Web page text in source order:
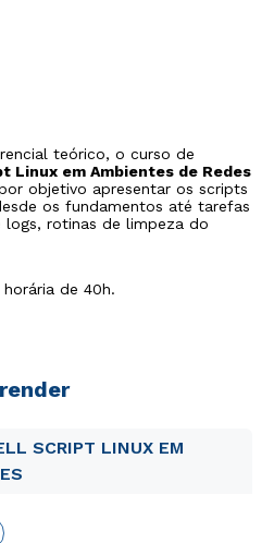
teórico, o curso de
Linux em Ambientes de Redes
objetivo apresentar os scripts
os fundamentos até tarefas
rotinas de limpeza do
de 40h.
SCRIPT LINUX EM